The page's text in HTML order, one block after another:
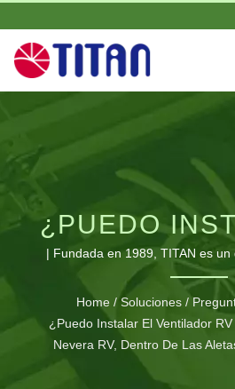
¿PUEDO
DENTRO
DENTRO
| Fundada en 1989, TITAN es
campo térmico, con una pasión y
de élite. Ubicado en Taiwán y
Alemania. 'TITAN' tiene una gran
en diversas áreas del mundo.
en todo el mundo y están
confianza gloriosas. Hemos
Home / Soluciones /
¿Puedo Instalar El Ventilador
Nevera RV, Dentro De Las